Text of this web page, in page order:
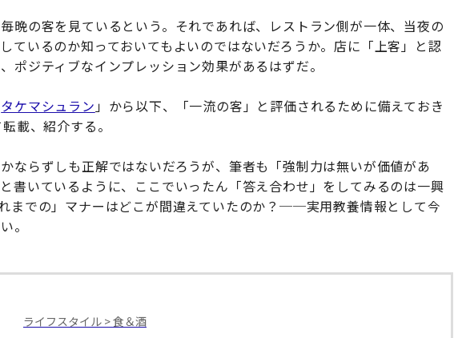
晩の客を見ているという。それであれば、レストラン側が一体、当夜の
ているのか知っておいてもよいのではないだろうか。店に「上客」と認
ポジティブなインプレッション効果があるはずだ。
タケマシュラン」から以下、「一流の客」と評価されるために備えておき
載、紹介する。
ならずしも正解ではないだろうが、筆者も「強制力は無いが価値があ
書いているように、ここでいったん「答え合わせ」をしてみるのは一興
までの」マナーはどこが間違えていたのか？──実用教養情報として今
。
ライフスタイル > 食＆酒